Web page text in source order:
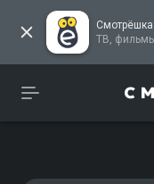
Смотрёшка